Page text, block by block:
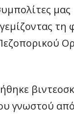
μας
τη
γνωστού